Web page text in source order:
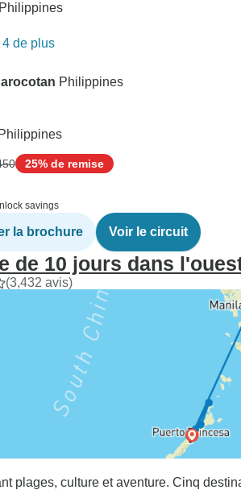
Philippines
de plus
Philippines
Philippines
25% de remise
savings
la brochure Voir le circuit
de 10 jours dans
(3,432 avis)
plages, culture et aventure. Cinq